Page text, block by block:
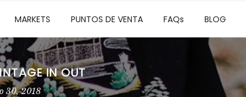
MARKETS PUNTOS DE VENTA FAQs BLOG
IN OUT
30, 2018